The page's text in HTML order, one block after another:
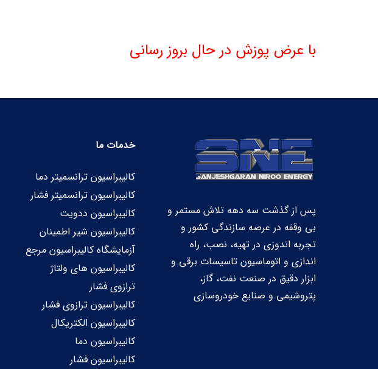
با عرض پوزش در حال بروز رسانی
پس از گذشت سه دهه تلاش مستمر و
بی‏ وقفه در عرصه سازندگی کشور و
تجربه اندوزی در تهیه، نصب، راه
اندازی و اتوماسیون تاسیسات برقی و
ابزار دقیق در صنعت نفت، گاز،
پتروشیمی و صنایع خودروسازی
خدمات ما
کالیبراسیون ترانسمیتر دما
کالیبراسیون ترانسمیتر فشار
کالیبراسیون ددویت
کالیبراسیون شیر اطمینان
آزمایشگاه کالیبراسیون مرجع
کالیبراسیون های ولتاژ
ترازوی فشار
کالیبراسیون ترازوی فشار
کالیبراسیون الکتریکال
کالیبراسیون دما
کالیبراسیون فشار